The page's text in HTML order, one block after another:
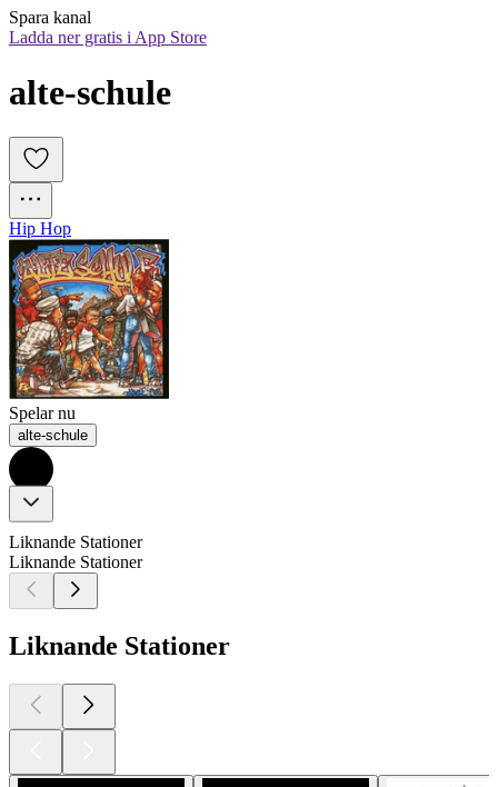
Spara kanal
Ladda ner gratis i App Store
alte-schule
Hip Hop
Spelar nu
alte-schule
Liknande Stationer
Liknande Stationer
Liknande Stationer